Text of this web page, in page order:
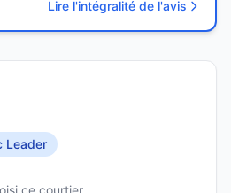
Lire l'intégralité de l'avis
Leader
ce courtier